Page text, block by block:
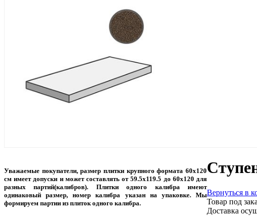
Уважаемые покупатели, размер плитки крупного формата 60х120
см имеет допуски и может составлять от 59.5х119.5 до 60х120 для
разных партий(калибров). Плитки одного калибра имеют
одинаковый размер, номер калибра указан на упаковке. Мы
формируем партии из плиток одного калибра.
Вернуться в
Товар под
Доставка